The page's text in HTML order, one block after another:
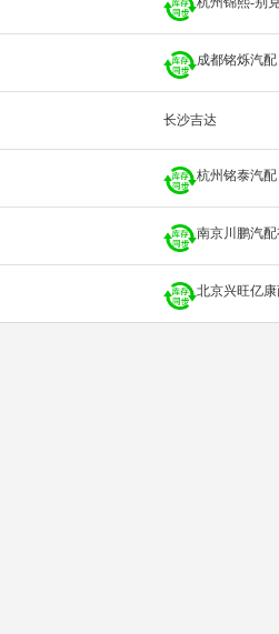
成都铭烁汽配
长沙吉达
杭州铭泰汽配
南京川鹏汽配
北京兴旺亿